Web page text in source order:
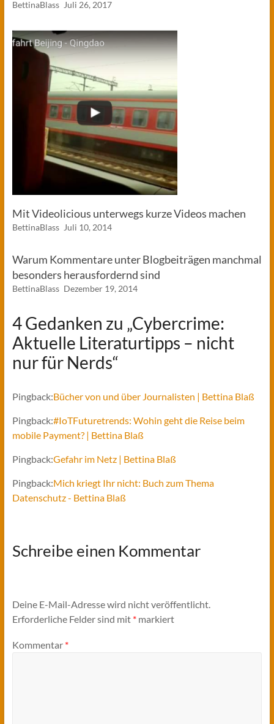
BettinaBlass Juli 26, 2017
Mit Videolicious unterwegs kurze Videos machen
BettinaBlass Juli 10, 2014
Warum Kommentare unter Blogbeiträgen manchmal
besonders herausfordernd sind
BettinaBlass Dezember 19, 2014
4 Gedanken zu „Cybercrime:
Aktuelle Literaturtipps – nicht
nur für Nerds“
Pingback:Bücher von und über Journalisten | Bettina Blaß
Pingback:#IoTFuturetrends: Wohin geht die Reise beim
mobile Payment? | Bettina Blaß
Pingback:Gefahr im Netz | Bettina Blaß
Pingback:Mich kriegt Ihr nicht: Buch zum Thema
Datenschutz - Bettina Blaß
Schreibe einen Kommentar
Deine E-Mail-Adresse wird nicht veröffentlicht.
Erforderliche Felder sind mit *markiert
Kommentar *